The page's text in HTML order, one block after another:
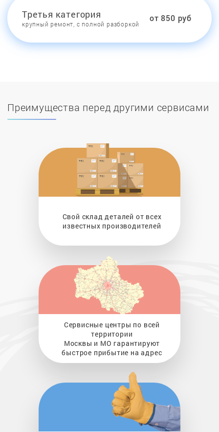
Третья категория
крупный ремонт, с полной разборкой
от 850 руб
Преимущества перед другими сервисами
Свой склад деталей от всех
известных производителей
Сервисные центры по всей
территории
Москвы и МО гарантируют
быстрое прибытие на адрес